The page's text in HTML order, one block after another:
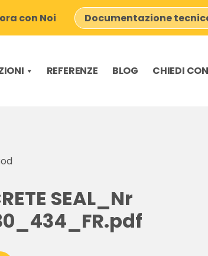
con Noi Documentazione
REFERENZE BLOG CHIEDI
SEAL_Nr